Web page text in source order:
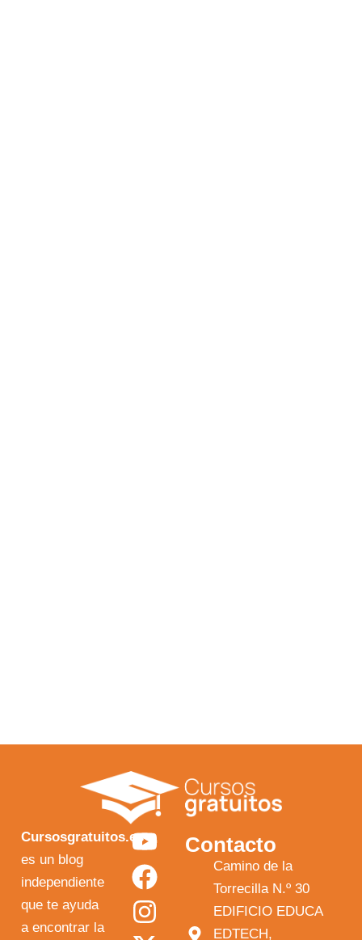
Cursosgratuitos.es
es un blog
independiente
que te ayuda
a encontrar la
Y
o
u
t
F
a
c
e
I
n
s
t
X
-
t
w
Contacto
Camino de la
Torrecilla N.º 30
EDIFICIO EDUCA
EDTECH,